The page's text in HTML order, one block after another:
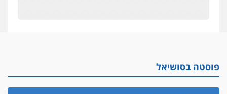
פלילי כלכלי עורכי דין לענייני אסירים
אלה המינויים
הוועדה לבחירת שופטים בחרה 26 שופטים ורשמים
נוספים
פוסטה בסושיאל